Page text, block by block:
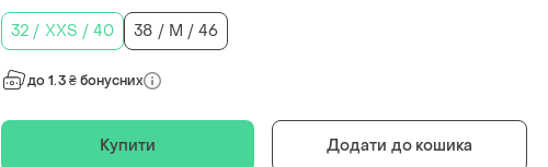
32 / XXS / 40
38 / M / 46
до 1.3 ₴ бонусних
Купити Додати до кошика